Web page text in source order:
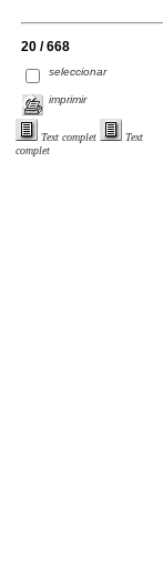
20 / 668
seleccionar
imprimir
Text complet
Text
complet